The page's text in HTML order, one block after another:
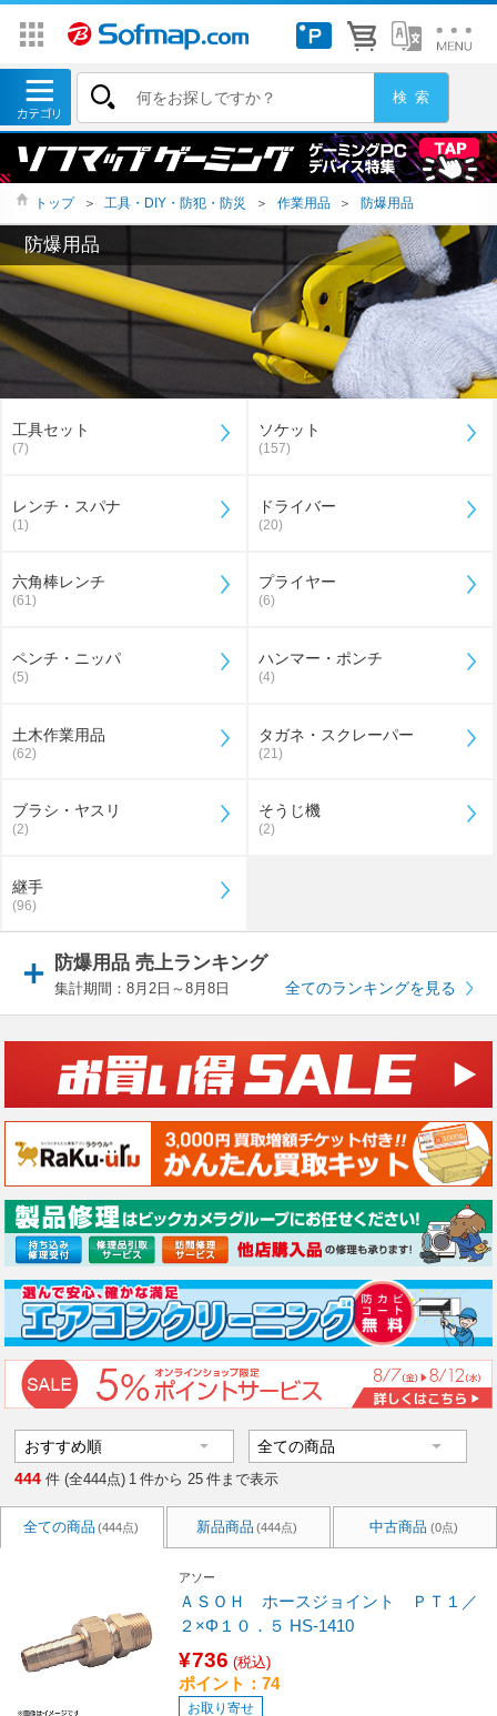
トップ ＞ 工具・DIY・防犯・防災 ＞ 作業用品 ＞ 防爆用品
防爆用品
工具セット
(7)
ソケット
(157)
レンチ・スパナ
(1)
ドライバー
(20)
六角棒レンチ
(61)
プライヤー
(6)
ペンチ・ニッパ
(5)
ハンマー・ポンチ
(4)
土木作業用品
(62)
タガネ・スクレーパー
(21)
ブラシ・ヤスリ
(2)
そうじ機
(2)
継手
(96)
防爆用品 売上ランキング
集計期間：8月2日～8月8日 全てのランキングを見る
444 件 (全444点) 1 件から 25 件まで表示
全ての商品 (444点) 新品商品 (444点) 中古商品 (0点)
アソー
ＡＳＯＨ ホースジョイント ＰＴ１／
２×Φ１０．５ HS-1410
¥736 (税込)
ポイント：74
お取り寄せ